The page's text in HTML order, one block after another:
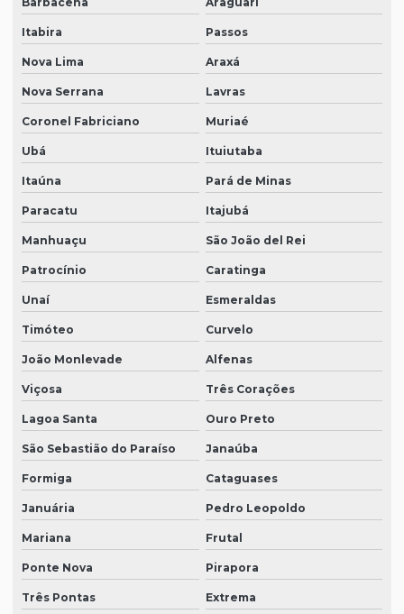
Itabira Passos
Nova Lima Araxá
Nova Serrana Lavras
Coronel Fabriciano Muriaé
Ubá Ituiutaba
Itaúna Pará de Minas
Paracatu Itajubá
Manhuaçu São João del Rei
Patrocínio Caratinga
Unaí Esmeraldas
Timóteo Curvelo
João Monlevade Alfenas
Viçosa Três Corações
Lagoa Santa Ouro Preto
São Sebastião do Paraíso Janaúba
Formiga Cataguases
Januária Pedro Leopoldo
Mariana Frutal
Ponte Nova Pirapora
Três Pontas Extrema